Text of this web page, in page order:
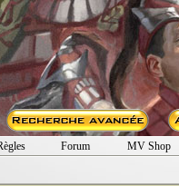
Forum MV Shop